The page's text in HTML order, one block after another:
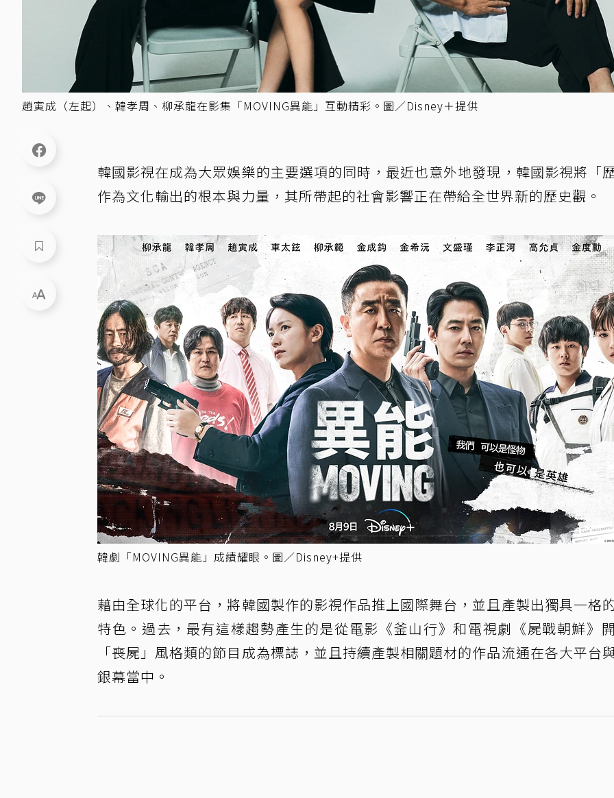
趙寅成（左起）、韓孝周、柳承龍在影集「MOVING異能」互動精彩。圖／Disney＋提供
韓國影視在成為大眾娛樂的主要選項的同時，最近也意外地發現，韓國影視將「
作為文化輸出的根本與力量，其所帶起的社會影響正在帶給全世界新的歷史觀。
韓劇「MOVING異能」成績耀眼。圖／Disney+提供
藉由全球化的平台，將韓國製作的影視作品推上國際舞台，並且產製出獨具一格
特色。過去，最有這樣趨勢產生的是從電影《釜山行》和電視劇《屍戰朝鮮》
「喪屍」風格類的節目成為標誌，並且持續產製相關題材的作品流通在各大平台
銀幕當中。